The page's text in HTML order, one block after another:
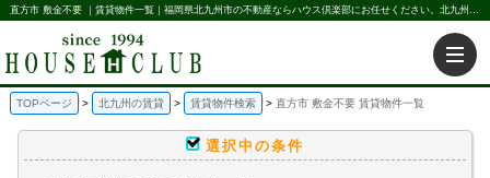
直方市 敷金不要 ｜賃貸物件一覧｜福岡県北九州市の不動産ならハウス倶楽部にお任せください。北九州の賃貸・売買・不動産買取などを不動産に関することならなんでもお任せ。
TOPページ 北九州の賃貸 賃貸物件検索 直方市 敷金不要 賃貸物件一覧
選択中の条件